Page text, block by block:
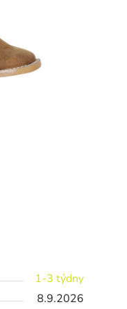
1-3 týdny
8.9.2026